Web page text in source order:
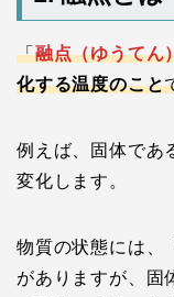
「融点（ゆうてん
化する温度のこと
例えば、固体であ
変化します。
物質の状態には、
がありますが、固